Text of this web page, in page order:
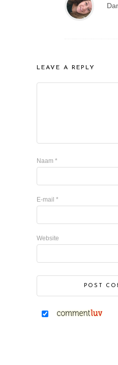
LEAVE A REPLY
Naam *
E-mail *
Website